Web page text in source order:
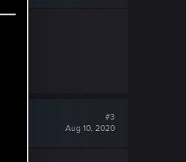
#3
Aug 10, 2020